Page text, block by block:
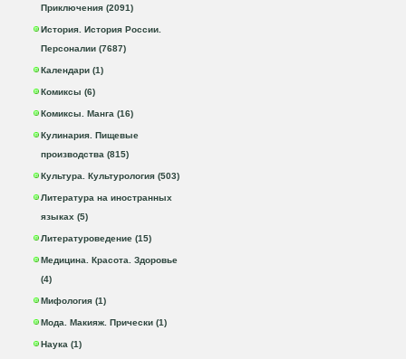
Приключения (2091)
История. История России.
Персоналии (7687)
Календари (1)
Комиксы (6)
Комиксы. Манга (16)
Кулинария. Пищевые
производства (815)
Культура. Культурология (503)
Литература на иностранных
языках (5)
Литературоведение (15)
Медицина. Красота. Здоровье
(4)
Мифология (1)
Мода. Макияж. Прически (1)
Наука (1)